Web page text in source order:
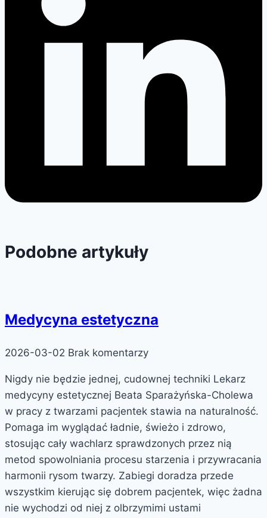
Podobne artykuły
Medycyna estetyczna
2026-03-02 Brak komentarzy
Nigdy nie będzie jednej, cudownej techniki Lekarz
medycyny estetycznej Beata Sparażyńska-Cholewa
w pracy z twarzami pacjentek stawia na naturalność.
Pomaga im wyglądać ładnie, świeżo i zdrowo,
stosując cały wachlarz sprawdzonych przez nią
metod spowolniania procesu starzenia i przywracania
harmonii rysom twarzy. Zabiegi doradza przede
wszystkim kierując się dobrem pacjentek, więc żadna
nie wychodzi od niej z olbrzymimi ustami